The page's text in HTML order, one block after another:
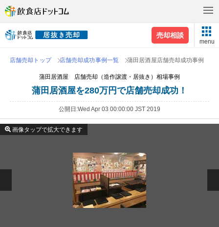
売却相談
menu
店舗売却トップ 店舗売却成功事例一覧 蒲田居酒屋店舗売却成功事例
蒲田居酒屋 店舗売却（造作譲渡・居抜き）相場事例
蒲田居酒屋を280万円で店舗売却成功！
公開日 Wed Apr 03 00:00:00 JST 2019
画像タップで拡大できます